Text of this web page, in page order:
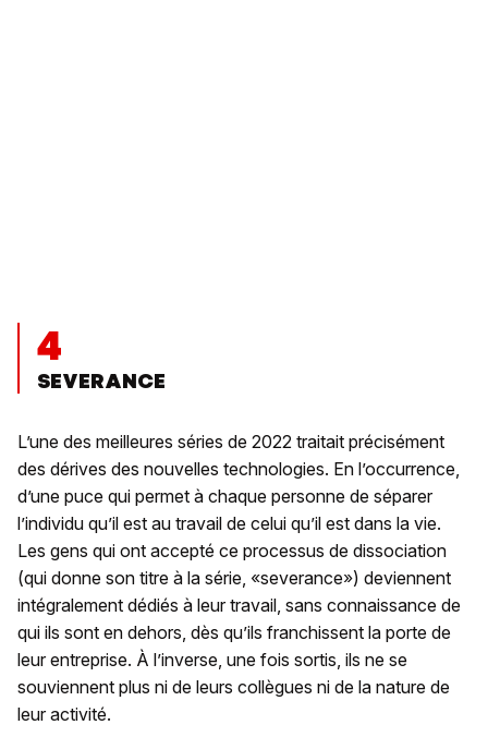
4
SEVERANCE
L’une des meilleures séries de 2022 traitait précisément
des dérives des nouvelles technologies. En l’occurrence,
d’une puce qui permet à chaque personne de séparer
l’individu qu’il est au travail de celui qu’il est dans la vie.
Les gens qui ont accepté ce processus de dissociation
(qui donne son titre à la série, «severance») deviennent
intégralement dédiés à leur travail, sans connaissance de
qui ils sont en dehors, dès qu’ils franchissent la porte de
leur entreprise. À l’inverse, une fois sortis, ils ne se
souviennent plus ni de leurs collègues ni de la nature de
leur activité.